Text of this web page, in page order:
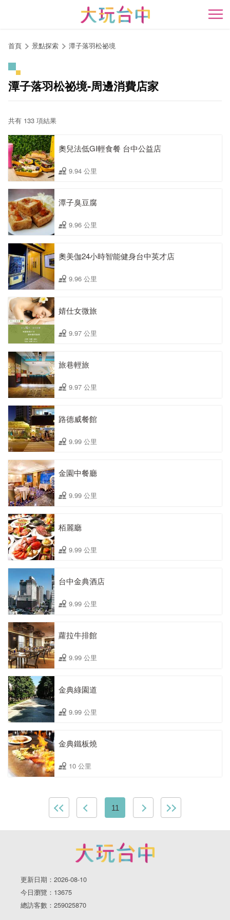
開
首頁 景點探索 潭子落羽松祕境
潭子落羽松祕境-周邊消費店家
共有 133 項結果
奧兒法低GI輕食餐 台中公益店
9.94 公里
潭子臭豆腐
9.96 公里
奧美伽24小時智能健身台中英才店
9.96 公里
婧仕女微旅
9.97 公里
旅巷輕旅
9.97 公里
路德威餐館
9.99 公里
金園中餐廳
9.99 公里
栢麗廳
9.99 公里
台中金典酒店
9.99 公里
蘿拉牛排館
9.99 公里
金典綠園道
9.99 公里
金典鐵板燒
10 公里
11
更新日期：2026-08-10
今日瀏覽：13675
總訪客數：259025870